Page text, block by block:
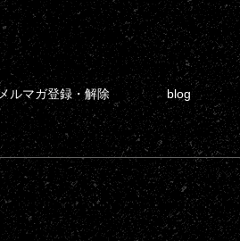
メルマガ登録・解除 blog